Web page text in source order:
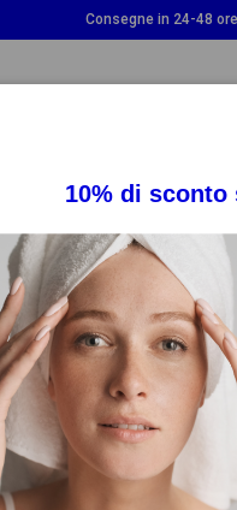
Consegne in 24-48
TOGGLE DROPDOWN
INTEGRATORI